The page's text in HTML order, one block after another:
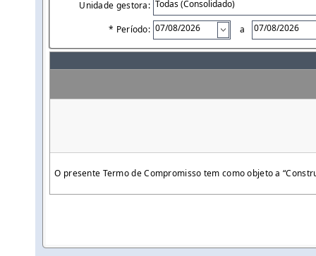
Unidade gestora:
* Período:
a
O presente Termo de Compromisso tem como objeto a